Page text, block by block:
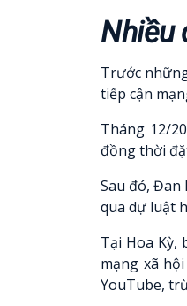
Nhiều
Trước
tiếp cận
Tháng 12/
đồng thời
Sau đó, Đan
qua dự luật
Tại Hoa
mạng xã
YouTube,